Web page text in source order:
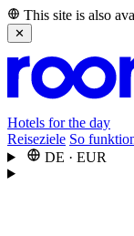
This site is also
✕
Hotels for the day
Reiseziele So
DE · EUR